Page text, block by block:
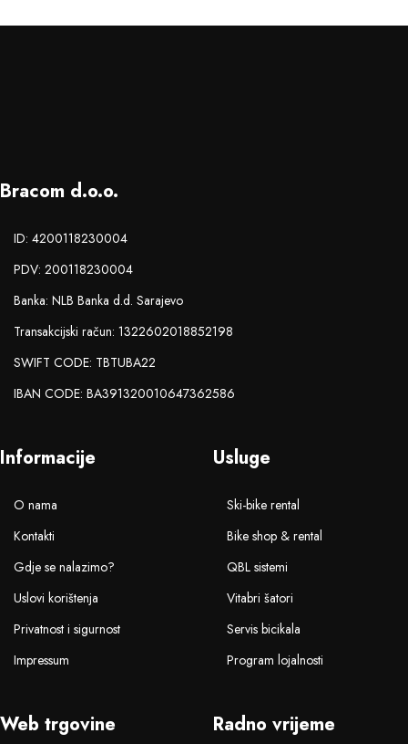
Bracom d.o.o.
ID: 4200118230004
PDV: 200118230004
Banka: NLB Banka d.d. Sarajevo
Transakcijski račun: 1322602018852198
SWIFT CODE: TBTUBA22
IBAN CODE: BA391320010647362586
Informacije
O nama
Kontakti
Gdje se nalazimo?
Uslovi korištenja
Privatnost i sigurnost
Impressum
Usluge
Ski-bike rental
Bike shop & rental
QBL sistemi
Vitabri šatori
Servis bicikala
Program lojalnosti
Web trgovine Radno vrijeme